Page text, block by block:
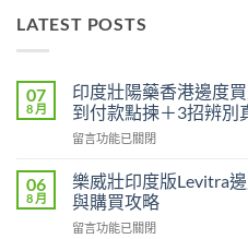
LATEST POSTS
07
8 月
印度壯陽藥香港邊度
到付款點揀＋3招辨別
在
度
壯
陽
藥
留言功能已關閉
06
8 月
樂威壯印度版Levitra
與購買攻略
在
留言功能已關閉